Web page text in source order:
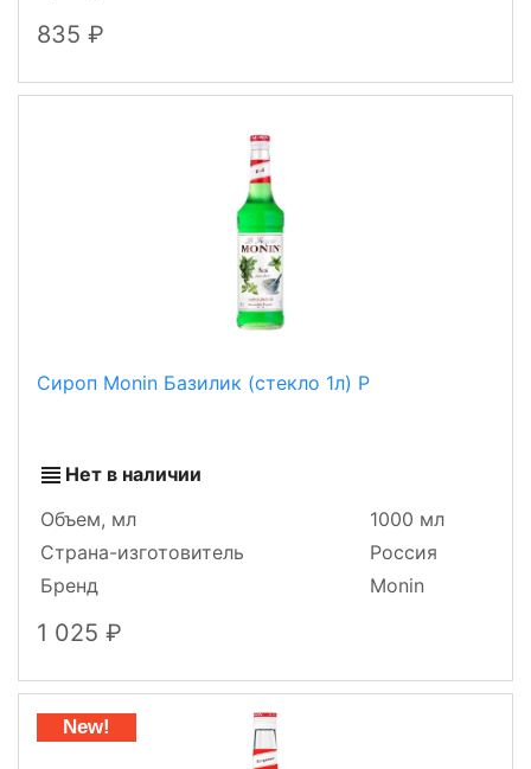
835
Сироп Monin Базилик (стекло 1л) Р
Нет в наличии
Объем, мл
1000 мл
Страна-изготовитель
Россия
Бренд
Monin
1 025
New!